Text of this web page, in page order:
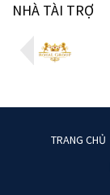
NHÀ TÀI TRỢ
TRANG CHỦ